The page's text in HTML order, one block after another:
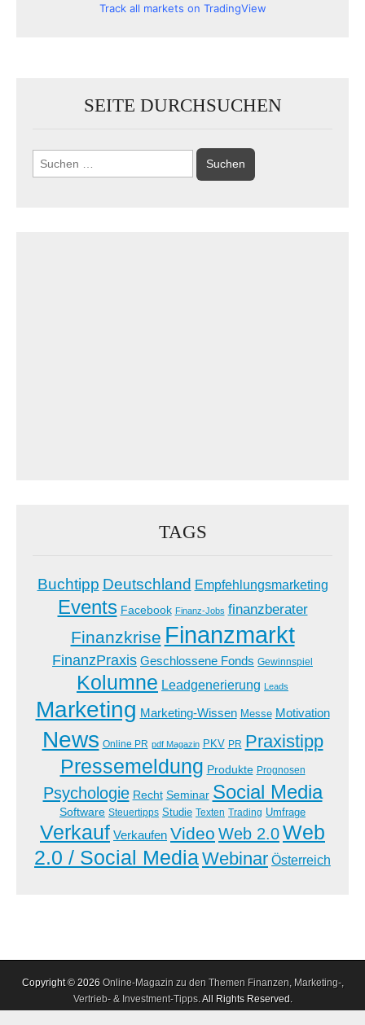
Track all markets on TradingView
SEITE DURCHSUCHEN
Suchen
nach:
TAGS
Buchtipp Deutschland Empfehlungsmarketing
Events Facebook Finanz-Jobs finanzberater
Finanzkrise Finanzmarkt
FinanzPraxis Geschlossene Fonds Gewinnspiel
Kolumne Leadgenerierung Leads
Marketing Marketing-Wissen Messe Motivation
News Online PR pdf Magazin PKV PR Praxistipp
Pressemeldung Produkte Prognosen
Psychologie Recht Seminar Social Media
Software Steuertipps Studie Texten Trading Umfrage
Verkauf Verkaufen Video Web 2.0Web
2.0 / Social MediaWebinar Österreich
Copyright © 2026 Online-Magazin zu den Themen Finanzen, Marketing-,
Vertrieb- & Investment-Tipps. All Rights Reserved.